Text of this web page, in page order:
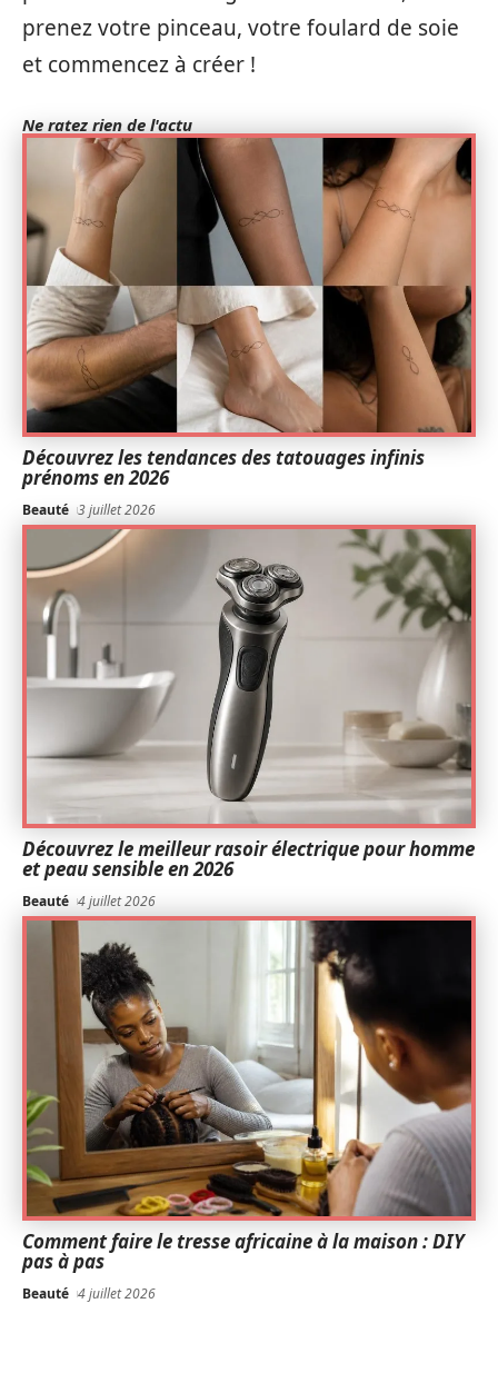
prenez votre pinceau, votre foulard de soie
et commencez à créer !
Ne ratez rien de l'actu
Découvrez les tendances des tatouages infinis
prénoms en 2026
Beauté 3 juillet 2026
Découvrez le meilleur rasoir électrique pour homme
et peau sensible en 2026
Beauté 4 juillet 2026
Comment faire le tresse africaine à la maison : DIY
pas à pas
Beauté 4 juillet 2026